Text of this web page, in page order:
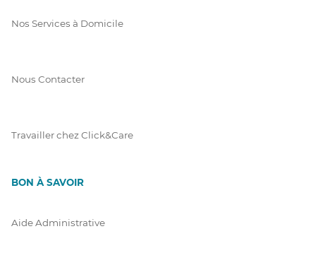
Nos Services à Domicile
Nous Contacter
Travailler chez Click&Care
BON À SAVOIR
Aide Administrative